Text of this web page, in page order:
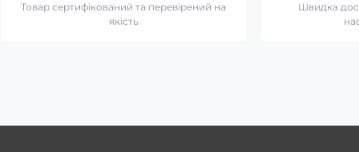
Товар сертифікований та перевірений на
якість
Швидка